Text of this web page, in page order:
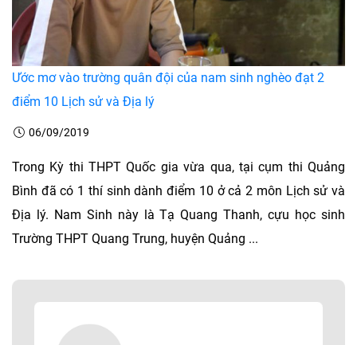
Ước mơ vào trường quân đội của nam sinh nghèo đạt 2
điểm 10 Lịch sử và Địa lý
06/09/2019
Trong Kỳ thi THPT Quốc gia vừa qua, tại cụm thi Quảng
Bình đã có 1 thí sinh dành điểm 10 ở cả 2 môn Lịch sử và
Địa lý. Nam Sinh này là Tạ Quang Thanh, cựu học sinh
Trường THPT Quang Trung, huyện Quảng ...